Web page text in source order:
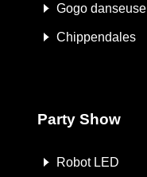
Gogo danseuse
Chippendales
Party Show
Robot LED